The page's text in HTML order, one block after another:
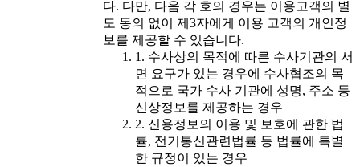
다. 다만, 다음 각 호의 경우는 이용고객의 별
도 동의 없이 제3자에게 이용 고객의 개인정
보를 제공할 수 있습니다.
1. 수사상의 목적에 따른 수사기관의 서
면 요구가 있는 경우에 수사협조의 목
적으로 국가 수사 기관에 성명, 주소 등
신상정보를 제공하는 경우
2. 신용정보의 이용 및 보호에 관한 법
률, 전기통신관련법률 등 법률에 특별
한 규정이 있는 경우